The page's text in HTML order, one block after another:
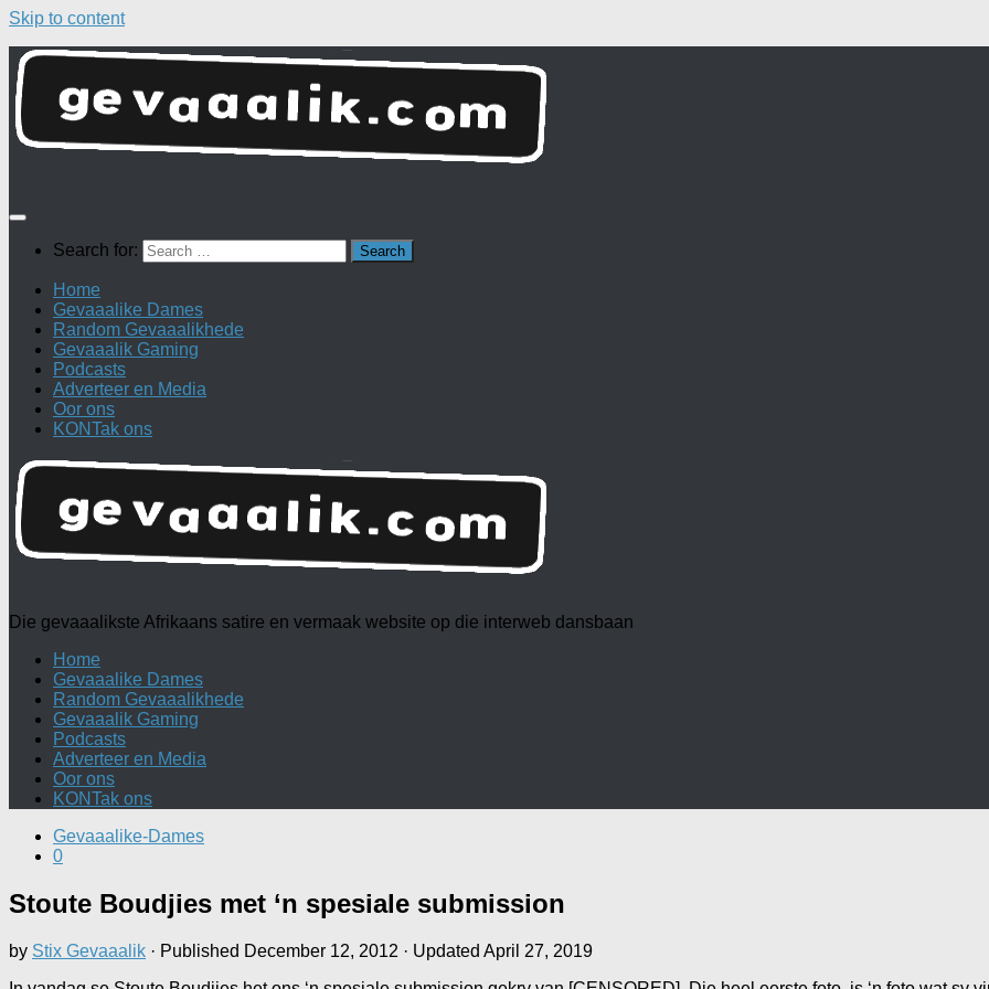
Skip to content
Search for:
Home
Gevaaalike Dames
Random Gevaaalikhede
Gevaaalik Gaming
Podcasts
Adverteer en Media
Oor ons
KONTak ons
Die gevaaalikste Afrikaans satire en vermaak website op die interweb dansbaan
Home
Gevaaalike Dames
Random Gevaaalikhede
Gevaaalik Gaming
Podcasts
Adverteer en Media
Oor ons
KONTak ons
Gevaaalike-Dames
0
Stoute Boudjies met ‘n spesiale submission
by Stix Gevaaalik · Published December 12, 2012 · Updated April 27, 2019